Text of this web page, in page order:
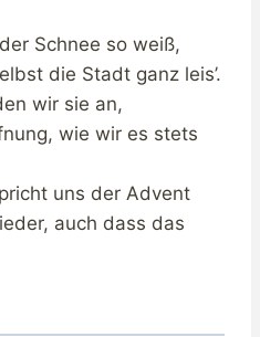
Schnee so weiß,
die Stadt ganz leis’.
wir sie an,
wie wir es stets
uns der Advent
auch dass das